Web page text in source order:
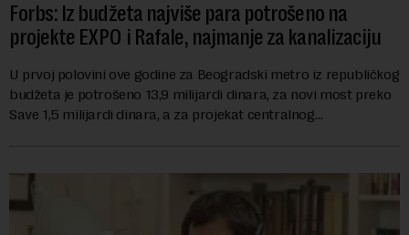
Forbs: Iz budžeta najviše para potrošeno na
projekte EXPO i Rafale, najmanje za kanalizaciju
U prvoj polovini ove godine za Beogradski metro iz republičkog
budžeta je potrošeno 13,9 milijardi dinara, za novi most preko
Save 1,5 milijardi dinara, a za projekat centralnog